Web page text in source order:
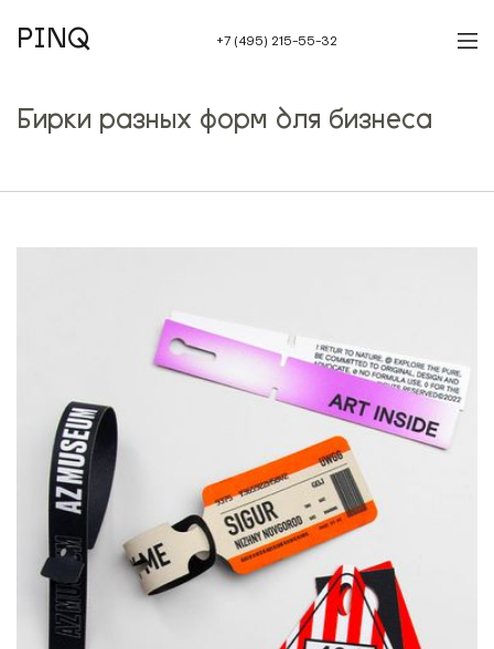
PINQ +7 (495) 215-55-32
Бирки разных форм для бизнеса